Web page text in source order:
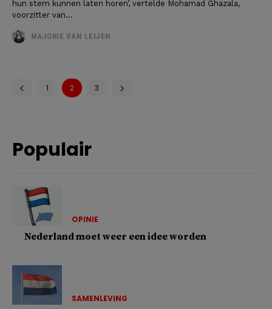
hun stem kunnen laten horen’, vertelde Mohamad Ghazala,
voorzitter van...
MAJORIE VAN LEIJEN
1 2 3
Populair
OPINIE
Nederland moet weer een idee worden
SAMENLEVING